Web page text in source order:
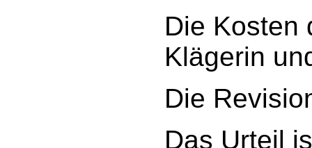
Die Kosten
Klägerin
Die
Das Urteil